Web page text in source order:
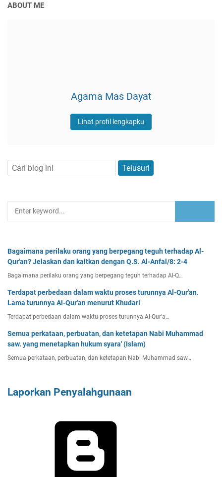
ABOUT ME
Agama Mas Dayat
Lihat profil lengkapku
Bagaimana perilaku orang yang berpegang teguh terhadap Al-
Qur'an? Jelaskan dan kaitkan dengan Q.S. Al-Anfal/8: 2-4
Bagaimana perilaku orang yang berpegang teguh terhadap Al-Q…
Terdapat perbedaan dalam waktu proses turunnya Al-Qur'an.
Lama turunnya Al-Qur'an menurut Khudari
Terdapat perbedaan dalam waktu proses turunnya Al-Qur'a…
Semua perkataan, perbuatan, dan ketetapan Nabi Muhammad
saw. yang menetapkan hukum syara' (Islam)
Semua perkataan, perbuatan, dan ketetapan Nabi Muhammad saw…
Laporkan Penyalahgunaan